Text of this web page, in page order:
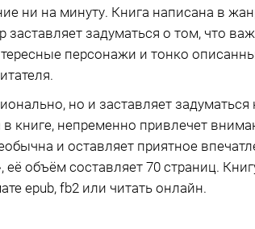
ни на минуту. Книга написана в
задуматься о том, что
персонажи и тонко
но и заставляет
книге, непременно привлечет
и оставляет приятное
объём составляет 70 страниц.
epub, fb2 или читать онлайн.